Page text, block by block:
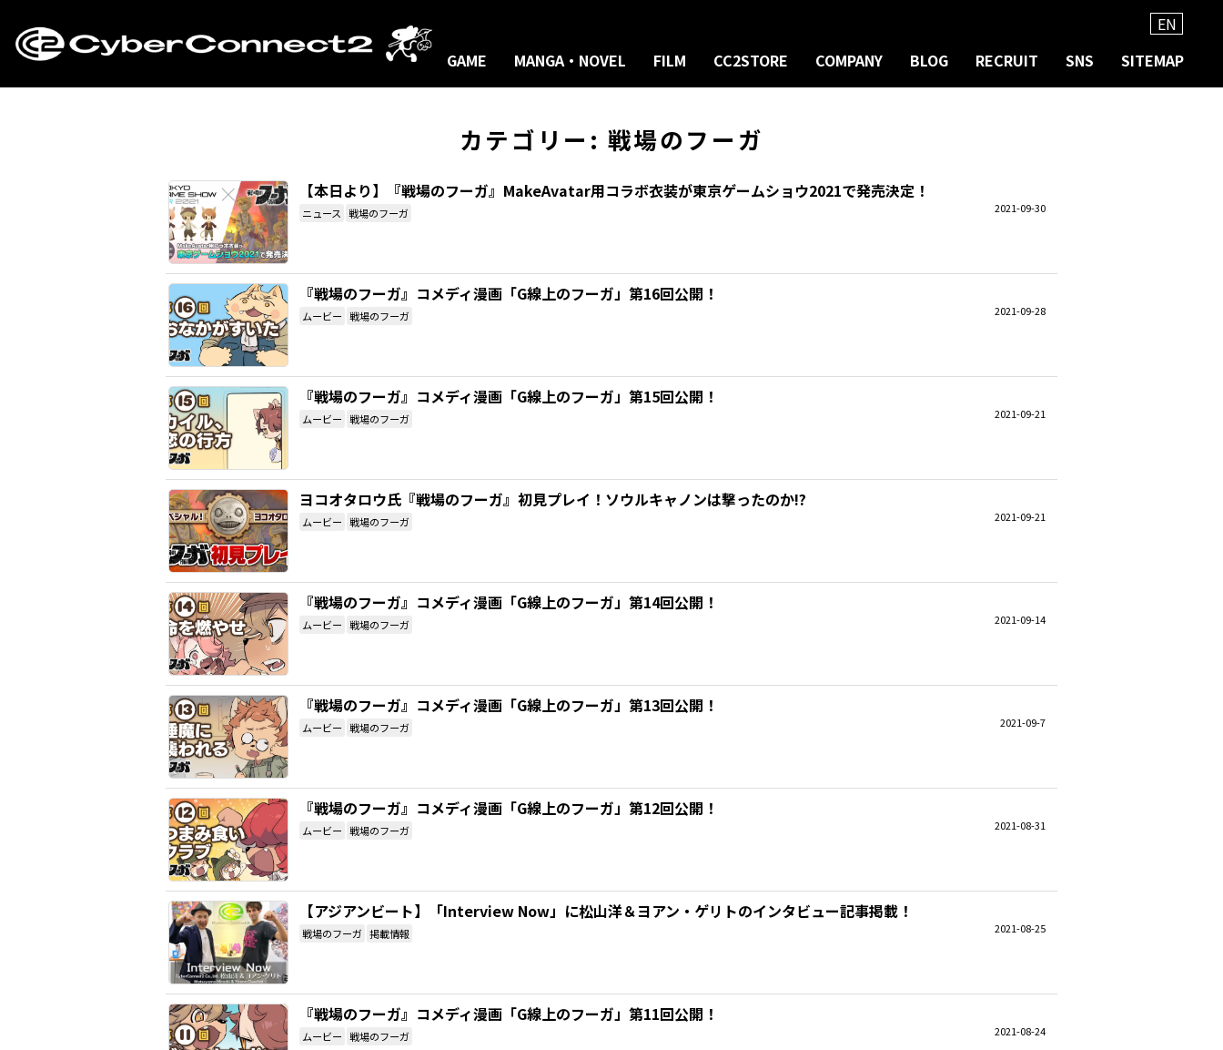
GAME MANGA・NOVEL FILM CC2STORE COMPANY BLOG RECRUIT SNS SITEMAP
EN
カテゴリー: 戦場のフーガ
【本日より】『戦場のフーガ』MakeAvatar用コラボ衣装が東京ゲームショウ2021で発売決定！
2021-09-30
ニュース 戦場のフーガ
『戦場のフーガ』コメディ漫画「G線上のフーガ」第16回公開！
2021-09-28
ムービー 戦場のフーガ
『戦場のフーガ』コメディ漫画「G線上のフーガ」第15回公開！
2021-09-21
ムービー 戦場のフーガ
ヨコオタロウ氏『戦場のフーガ』初見プレイ！ソウルキャノンは撃ったのか!?
2021-09-21
ムービー 戦場のフーガ
『戦場のフーガ』コメディ漫画「G線上のフーガ」第14回公開！
2021-09-14
ムービー 戦場のフーガ
『戦場のフーガ』コメディ漫画「G線上のフーガ」第13回公開！
2021-09-7
ムービー 戦場のフーガ
『戦場のフーガ』コメディ漫画「G線上のフーガ」第12回公開！
2021-08-31
ムービー 戦場のフーガ
【アジアンビート】「Interview Now」に松山洋＆ヨアン・ゲリトのインタビュー記事掲載！
2021-08-25
戦場のフーガ 掲載情報
『戦場のフーガ』コメディ漫画「G線上のフーガ」第11回公開！
2021-08-24
ムービー 戦場のフーガ